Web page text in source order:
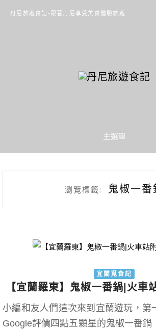
丹尼旅遊食記-跟著丹尼享受美食體驗旅遊
主選單
瀏覽標籤: 鬼椒一番
宜蘭覓食記
【宜蘭羅東】鬼椒一番鍋|火車
小編和友人們這次來到宜蘭遊玩，第
Google評價四點五顆星的鬼椒一番鍋